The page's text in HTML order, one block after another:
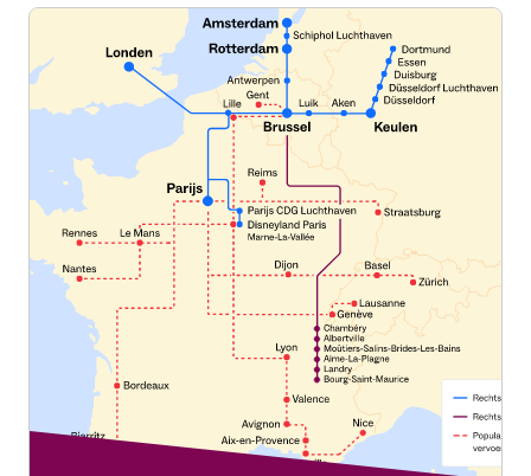
aanpassen, zodat je meer tijd hebt om je aansluiting te
Reizigers met rolstoel kunnen in OPTIMUM-klasse worden
geplaatst, maar zonder de extra services die bij dat tarief
Ga naar onze paginaToegankelijkheid voor aansluitende
reizen om gratis assistentie te boeken voor je reis met
aansluiting.